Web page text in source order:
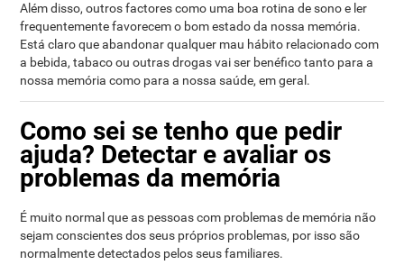
Além disso, outros factores como uma boa rotina de sono e ler
frequentemente favorecem o bom estado da nossa memória.
Está claro que abandonar qualquer mau hábito relacionado com
a bebida, tabaco ou outras drogas vai ser benéfico tanto para a
nossa memória como para a nossa saúde, em geral.
Como sei se tenho que pedir
ajuda? Detectar e avaliar os
problemas da memória
É muito normal que as pessoas com problemas de memória não
sejam conscientes dos seus próprios problemas, por isso são
normalmente detectados pelos seus familiares.